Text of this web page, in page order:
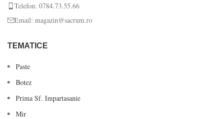
Telefon: 0784.73.55.66
Email: magazin@sacrum.ro
TEMATICE
Paste
Botez
Prima Sf. Impartasanie
Mir